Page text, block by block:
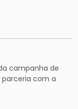
campanha de
com a